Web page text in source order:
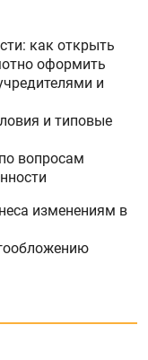
как открыть
оформить
и
и типовые
вопросам
изменениям в